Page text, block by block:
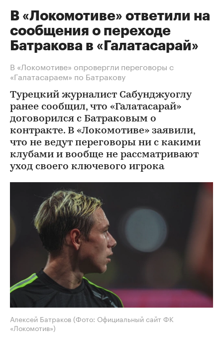
В «Локомотиве» ответили на
сообщения о переходе
Батракова в «Галатасарай»
В «Локомотиве» опровергли переговоры с
«Галатасараем» по Батракову
Турецкий журналист Сабунджуоглу
ранее сообщил, что «Галатасарай»
договорился с Батраковым о
контракте. В «Локомотиве» заявили,
что не ведут переговоры ни с какими
клубами и вообще не рассматривают
уход своего ключевого игрока
Алексей Батраков (Фото: Официальный сайт ФК
«Локомотив»)